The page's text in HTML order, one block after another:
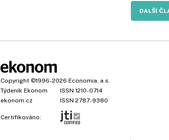
DALŠÍ
Copyright ©1996-2026 Economia, a.s.
Týdeník Ekonom
ISSN 1210-0714
ekonom.cz
ISSN 2787-9380
Certifikováno: